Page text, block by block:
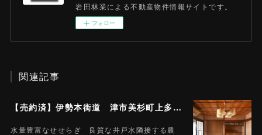
岩田林業による不動産物件情報サイトです。
フォロー
関連記事
【売約済】伊勢本街道 津市美杉町上多気 売戸建住宅 10SDK 土地657.85平米 (約197.7坪)
水量豊富なせせらぎ 良質な井戸水隣接する農